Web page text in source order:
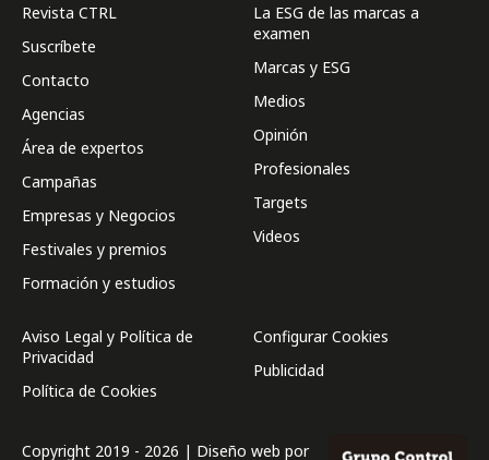
Revista CTRL
Suscríbete
Contacto
Agencias
Área de expertos
Campañas
Empresas y Negocios
Festivales y premios
Formación y estudios
La ESG de las marcas a
examen
Marcas y ESG
Medios
Opinión
Profesionales
Targets
Videos
Aviso Legal y Política de
Privacidad
Política de Cookies
Configurar Cookies
Publicidad
Copyright 2019 - 2026 | Diseño web por